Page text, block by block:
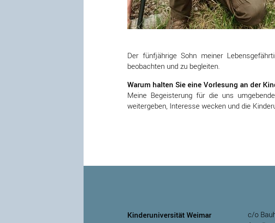
Der fünfjährige Sohn meiner
beobachten und zu begleiten.
Warum halten Sie eine Vorlesung an der
Meine Begeisterung für die uns
weitergeben, Interesse wecken und die
Kinderuniversität Weimar
c/o